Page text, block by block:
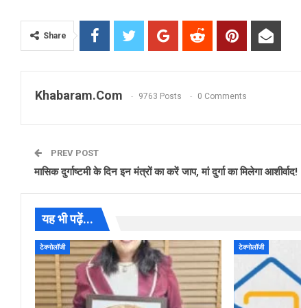
Share
Khabaram.Com 9763 Posts 0 Comments
PREV POST
मासिक दुर्गाष्टमी के दिन इन मंत्रों का करें जाप, मां दुर्गा का मिलेगा आशीर्वाद!
यह भी पढ़ें...
टेक्नोलॉजी टेक्नोलॉजी